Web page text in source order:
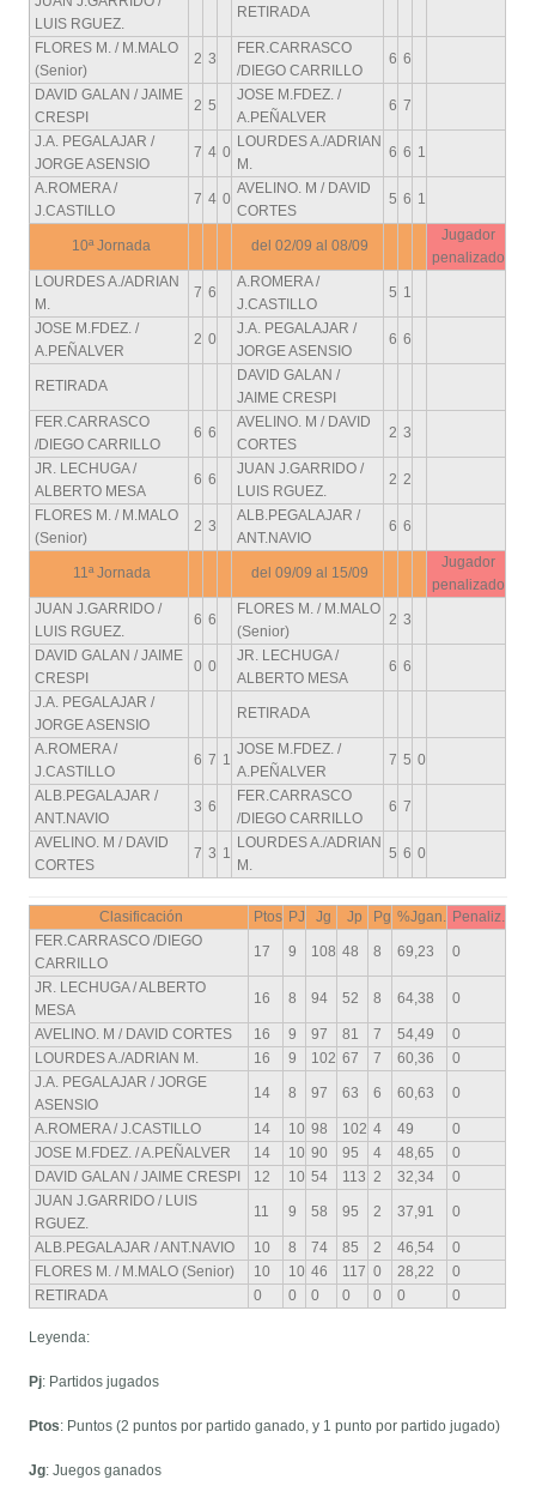
LUIS RGUEZ.
RETIRADA
FLORES M. / M.MALO
(Senior)
2 3
FER.CARRASCO
/DIEGO CARRILLO
6 6
DAVID GALAN / JAIME
CRESPI
2 5
JOSE M.FDEZ. /
A.PEÑALVER
6 7
J.A. PEGALAJAR /
JORGE ASENSIO
7 4 0
LOURDES A./ADRIAN
M.
6 6 1
A.ROMERA /
J.CASTILLO
7 4 0
AVELINO. M / DAVID
CORTES
5 6 1
10ª Jornada del 02/09 al 08/09
Jugador
penalizado
LOURDES A./ADRIAN
M.
7 6
A.ROMERA /
J.CASTILLO
5 1
JOSE M.FDEZ. /
A.PEÑALVER
2 0
J.A. PEGALAJAR /
JORGE ASENSIO
6 6
RETIRADA
DAVID GALAN /
JAIME CRESPI
FER.CARRASCO
/DIEGO CARRILLO
6 6
AVELINO. M / DAVID
CORTES
2 3
JR. LECHUGA /
ALBERTO MESA
6 6
JUAN J.GARRIDO /
LUIS RGUEZ.
2 2
FLORES M. / M.MALO
(Senior)
2 3
ALB.PEGALAJAR /
ANT.NAVIO
6 6
11ª Jornada del 09/09 al 15/09
Jugador
penalizado
JUAN J.GARRIDO /
LUIS RGUEZ.
6 6
FLORES M. / M.MALO
(Senior)
2 3
DAVID GALAN / JAIME
CRESPI
0 0
JR. LECHUGA /
ALBERTO MESA
6 6
J.A. PEGALAJAR /
JORGE ASENSIO
RETIRADA
A.ROMERA /
J.CASTILLO
6 7 1
JOSE M.FDEZ. /
A.PEÑALVER
7 5 0
ALB.PEGALAJAR /
ANT.NAVIO
3 6
FER.CARRASCO
/DIEGO CARRILLO
6 7
AVELINO. M / DAVID
CORTES
7 3 1
LOURDES A./ADRIAN
M.
5 6 0
Clasificación Ptos PJ Jg Jp Pg %Jgan. Penaliz.
FER.CARRASCO /DIEGO
CARRILLO
17 9 108 48 8 69,23 0
JR. LECHUGA / ALBERTO
MESA
16 8 94 52 8 64,38 0
AVELINO. M / DAVID CORTES 16 9 97 81 7 54,49
0
LOURDES A./ADRIAN M.
16 9 102 67 7 60,36
0
J.A. PEGALAJAR / JORGE
ASENSIO
14 8 97 63 6 60,63 0
A.ROMERA / J.CASTILLO 14 10 98 102 4 49
0
JOSE M.FDEZ. / A.PEÑALVER
14 10 90 95 4 48,65
0
DAVID GALAN / JAIME CRESPI
12 10 54 113 2 32,34
0
JUAN J.GARRIDO / LUIS
RGUEZ.
11 9 58 95 2 37,91 0
ALB.PEGALAJAR / ANT.NAVIO 10 8 74 85 2 46,54
0
FLORES M. / M.MALO (Senior)
10 10 46 117 0 28,22
0
RETIRADA
0 0 0 0 0 0 0
Leyenda:
Pj: Partidos jugados
Ptos: Puntos (2 puntos por partido ganado, y 1 punto por partido jugado)
Jg: Juegos ganados